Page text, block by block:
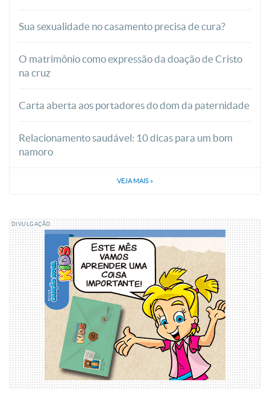
Sua sexualidade no casamento precisa de cura?
O matrimônio como expressão da doação de Cristo
na cruz
Carta aberta aos portadores do dom da paternidade
Relacionamento saudável: 10 dicas para um bom
namoro
VEJA MAIS »
DIVULGAÇÃO